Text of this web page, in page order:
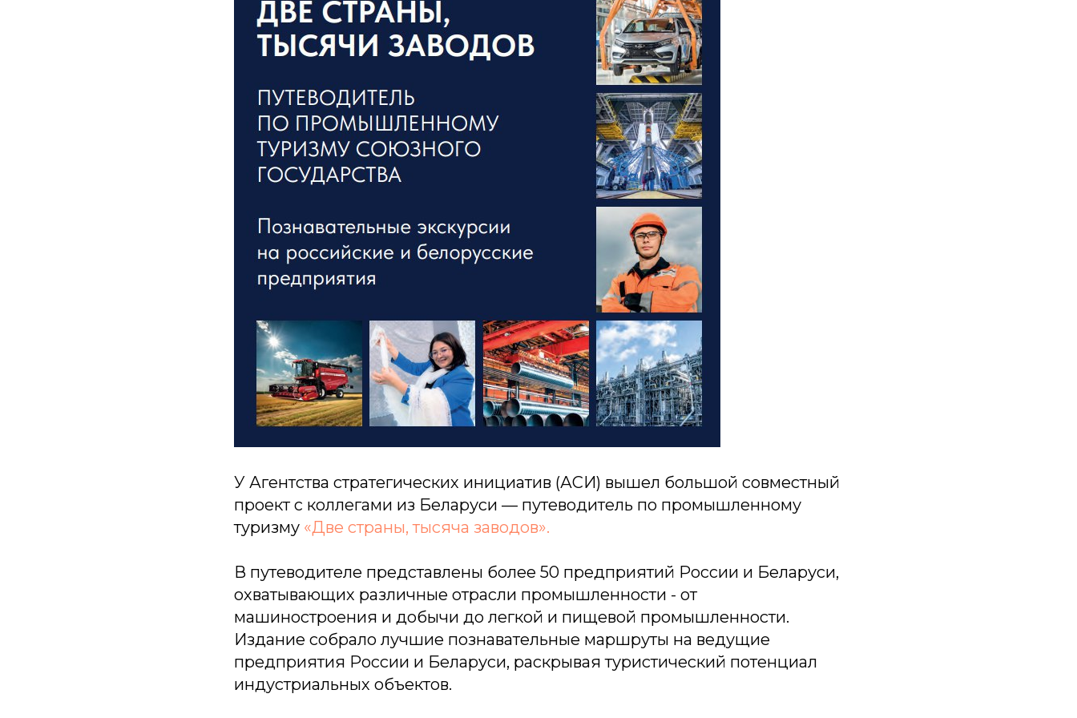
У Агентства стратегических инициатив (АСИ) вышел большой совместный
проект с коллегами из Беларуси — путеводитель по промышленному
туризму «Две страны, тысяча заводов».
В путеводителе представлены более 50 предприятий России и Беларуси,
охватывающих различные отрасли промышленности - от
машиностроения и добычи до легкой и пищевой промышленности.
Издание собрало лучшие познавательные маршруты на ведущие
предприятия России и Беларуси, раскрывая туристический потенциал
индустриальных объектов.